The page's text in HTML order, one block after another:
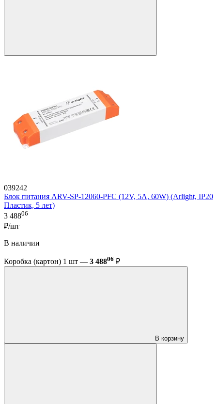
039242
Блок питания ARV-SP-12060-PFC (12V, 5A, 60W) (Arlight, IP20
Пластик, 5 лет)
3 48806
₽/шт
В наличии
Коробка (картон) 1 шт — 3 48806 ₽
В корзину